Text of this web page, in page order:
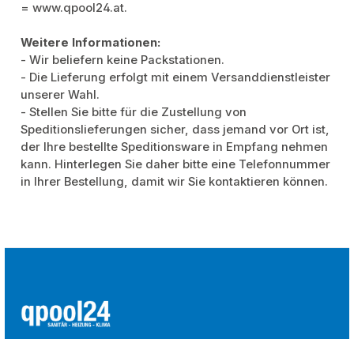
= www.qpool24.at.
Weitere Informationen:
- Wir beliefern keine Packstationen.
- Die Lieferung erfolgt mit einem Versanddienstleister
unserer Wahl.
- Stellen Sie bitte für die Zustellung von
Speditionslieferungen sicher, dass jemand vor Ort ist,
der Ihre bestellte Speditionsware in Empfang nehmen
kann. Hinterlegen Sie daher bitte eine Telefonnummer
in Ihrer Bestellung, damit wir Sie kontaktieren können.